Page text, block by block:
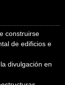
construirse
de edificios e
divulgación en